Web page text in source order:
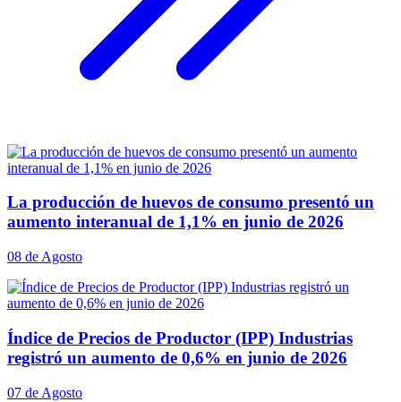
La producción de huevos de consumo presentó un
aumento interanual de 1,1% en junio de 2026
08 de Agosto
Índice de Precios de Productor (IPP) Industrias
registró un aumento de 0,6% en junio de 2026
07 de Agosto